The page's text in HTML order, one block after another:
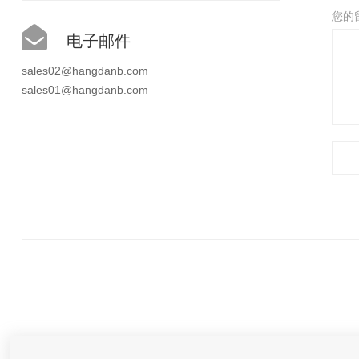
电子邮件
sales02@hangdanb.com
sales01@hangdanb.com
您的